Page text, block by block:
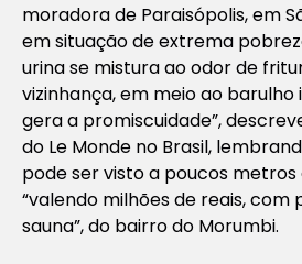
moradora de Paraisópolis, em
em situação de extrema
urina se mistura ao odor de
vizinhança, em meio ao
gera a promiscuidade”,
do Le Monde no Brasil,
pode ser visto a poucos
“valendo milhões de reais, com
sauna”, do bairro do Morumbi.